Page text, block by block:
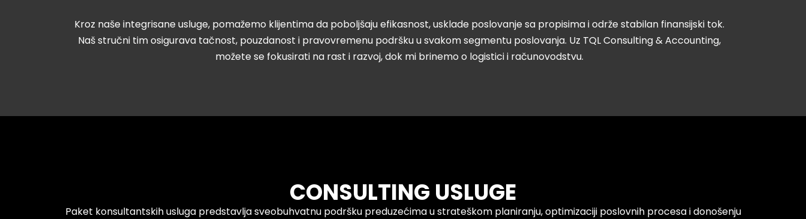
Kroz naše integrisane usluge, pomažemo klijentima da poboljšaju efikasnost, usklade poslovanje sa propisima i održe stabilan finansijski tok.
Naš stručni tim osigurava tačnost, pouzdanost i pravovremenu podršku u svakom segmentu poslovanja. Uz TQL Consulting & Accounting,
možete se fokusirati na rast i razvoj, dok mi brinemo o logistici i računovodstvu.
CONSULTING USLUGE
Paket konsultantskih usluga predstavlja sveobuhvatnu podršku preduzećima u strateškom planiranju, optimizaciji poslovnih procesa i donošenju